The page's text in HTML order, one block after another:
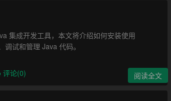
集成开发工具，本文将介绍如何安装使用
试和管理 Java 代码。
评论(0) 阅读全文